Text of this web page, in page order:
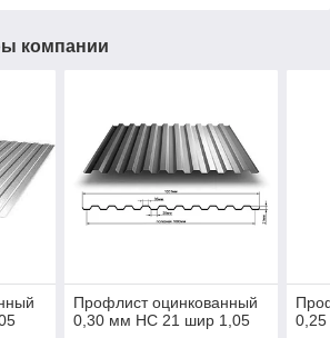
компании
Профлист оцинкованный
0,30 мм НС 21 шир 1,05